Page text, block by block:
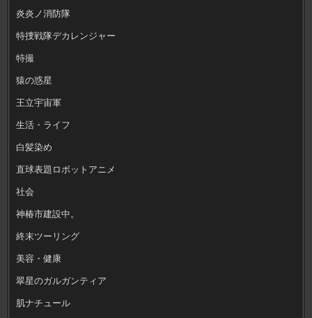
炎炎ノ消防隊
特捜戦隊デカレンジャー
特撮
猿の惑星
王立宇宙軍
生活・ライフ
白髪染め
直球表題ロボットアニメ
社会
神椿市建設中。
終末ツーリング
美容・健康
翠星のガルガンティア
肌ナチュール